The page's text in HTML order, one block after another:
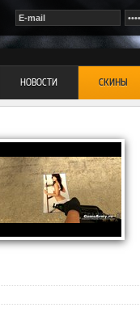
НОВОСТИ СКИНЫ